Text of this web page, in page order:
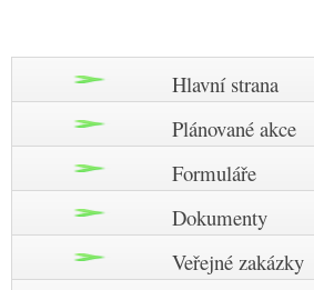
Hlavní strana
Plánované akce
Formuláře
Dokumenty
Veřejné zakázky